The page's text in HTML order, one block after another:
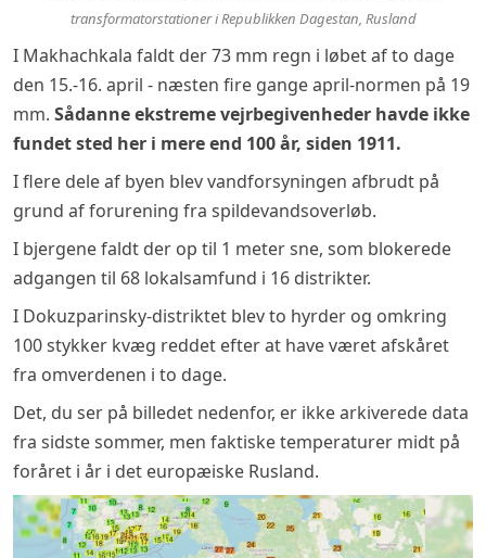
transformatorstationer i Republikken Dagestan, Rusland
I Makhachkala faldt der 73 mm regn i løbet af to dage
den 15.-16. april - næsten fire gange april-normen på 19
mm. Sådanne ekstreme vejrbegivenheder havde ikke
fundet sted her i mere end 100 år, siden 1911.
I flere dele af byen blev vandforsyningen afbrudt på
grund af forurening fra spildevandsoverløb.
I bjergene faldt der op til 1 meter sne, som blokerede
adgangen til 68 lokalsamfund i 16 distrikter.
I Dokuzparinsky-distriktet blev to hyrder og omkring
100 stykker kvæg reddet efter at have været afskåret
fra omverdenen i to dage.
Det, du ser på billedet nedenfor, er ikke arkiverede data
fra sidste sommer, men faktiske temperaturer midt på
foråret i år i det europæiske Rusland.